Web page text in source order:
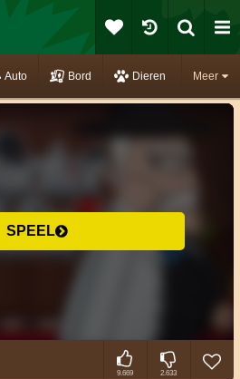
Meer
Auto Bord Dieren
SPEEL
9.669 2.633